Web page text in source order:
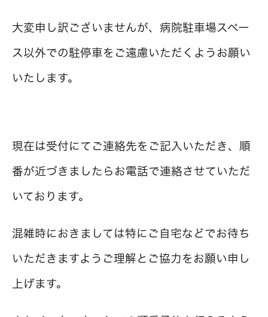
大変申し訳ございませんが、病院駐車場スペー
ス以外での駐停車をご遠慮いただくようお願い
いたします。
現在は受付にてご連絡先をご記入いただき、順
番が近づきましたらお電話で連絡させていただ
いております。
混雑時におきましては特にご自宅などでお待ち
いただきますようご理解とご協力をお願い申し
上げます。